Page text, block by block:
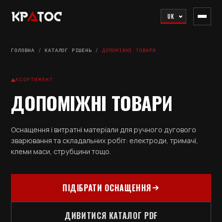
UK
ГОЛОВНА /КАТАЛОГ РІШЕНЬ /ДОПОМІЖНІ ТОВАРИ
АСОРТИМЕНТ
ДОПОМІЖНІ ТОВАРИ
Оснащення і витратні матеріали для ручного дугового
зварювання та складальних робіт: електроди, тримачі,
клеми маси, струбцини тощо.
ПІДІБРАТИ ОСНАЩЕННЯ
ДИВИТИСЯ КАТАЛОГ PDF